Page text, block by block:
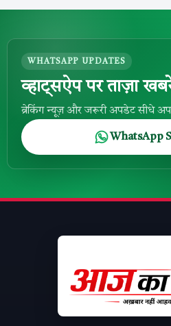
WHATSAPP UPDATES
व्हाट्सऐप पर ताज़ा
ब्रेकिंग न्यूज़ और जरूरी अपडेट सीधे
WhatsApp